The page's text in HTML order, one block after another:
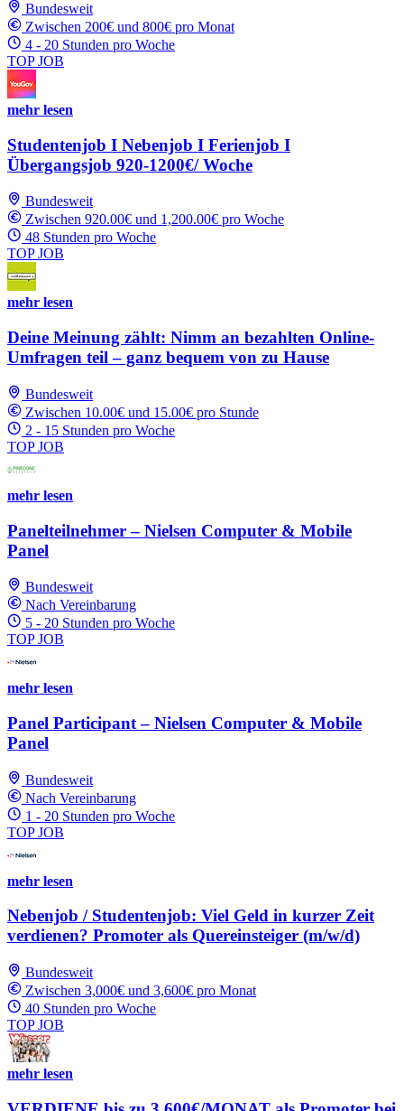
Bundesweit
Zwischen 200€ und 800€ pro Monat
4 - 20 Stunden pro Woche
TOP JOB
mehr lesen
Studentenjob I Nebenjob I Ferienjob I
Übergangsjob 920-1200€/ Woche
Bundesweit
Zwischen 920.00€ und 1,200.00€ pro Woche
48 Stunden pro Woche
TOP JOB
mehr lesen
Deine Meinung zählt: Nimm an bezahlten Online-
Umfragen teil – ganz bequem von zu Hause
Bundesweit
Zwischen 10.00€ und 15.00€ pro Stunde
2 - 15 Stunden pro Woche
TOP JOB
mehr lesen
Panelteilnehmer – Nielsen Computer & Mobile
Panel
Bundesweit
Nach Vereinbarung
5 - 20 Stunden pro Woche
TOP JOB
mehr lesen
Panel Participant – Nielsen Computer & Mobile
Panel
Bundesweit
Nach Vereinbarung
1 - 20 Stunden pro Woche
TOP JOB
mehr lesen
Nebenjob / Studentenjob: Viel Geld in kurzer Zeit
verdienen? Promoter als Quereinsteiger (m/w/d)
Bundesweit
Zwischen 3,000€ und 3,600€ pro Monat
40 Stunden pro Woche
TOP JOB
mehr lesen